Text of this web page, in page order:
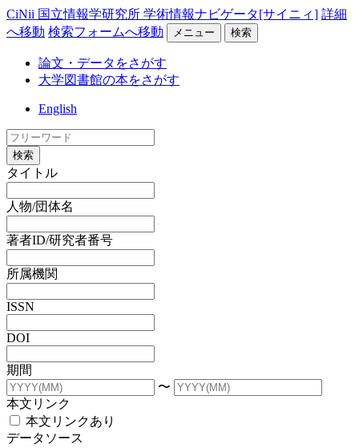
CiNii 国立情報学研究所 学術情報ナビゲータ[サイニィ] 詳細
へ移動 検索フォームへ移動 メニュー 検索
論文・データをさがす
大学図書館の本をさがす
English
検索
タイトル
人物/団体名
著者ID/研究者番号
所属機関
ISSN
DOI
期間
〜
本文リンク
本文リンクあり
データソース